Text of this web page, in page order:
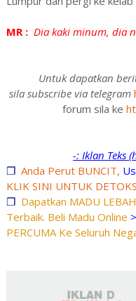
MR :Dia kaki minum, dia
Untuk dapatkan
sila subscribe via telegram
forum sila ke
-: Iklan Teks
❐ Anda Perut BUNCIT,
KLIK SINI UNTUK
❐ Dapatkan MADU
Terbaik. Beli Madu Online
PERCUMA Ke Seluruh